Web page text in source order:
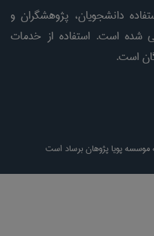
دانشجویان، پژوهشگران و
شده است. استفاده از خدمات
است.
پویا پژوهان برساد است